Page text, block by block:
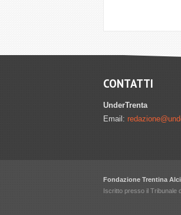
CONTATTI
UnderTrenta
Email:
Fondazione Trentina
Iscritto presso il Tribunale